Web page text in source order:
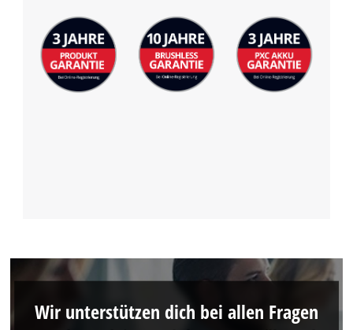
Wir unterstützen dich bei allen Fragen